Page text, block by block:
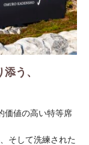
う、
価値の高い特等席
そして洗練された